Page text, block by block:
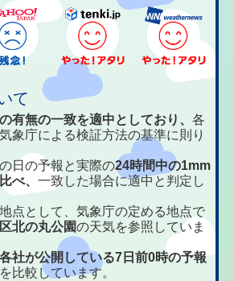
て
有無の一致を適中としており、各
象庁による検証方法の基準に則り
日の予報と実際の24時間中の1mm
べ、一致した場合に適中と判定し
点として、気象庁の定める地点で
北の丸公園の天気を参照していま
各社が公開している7日前0時の予報
比較しています。